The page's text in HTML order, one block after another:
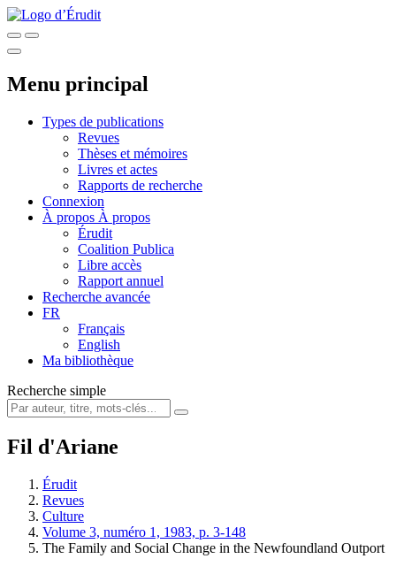
Menu principal
Types de publications
Revues
Thèses et mémoires
Livres et actes
Rapports de recherche
Connexion
À propos À propos
Érudit
Coalition Publica
Libre accès
Rapport annuel
Recherche avancée
FR
Français
English
Ma bibliothèque
Recherche simple
Fil d'Ariane
Érudit
Revues
Culture
Volume 3, numéro 1, 1983, p. 3-148
The Family and Social Change in the Newfoundland Outport